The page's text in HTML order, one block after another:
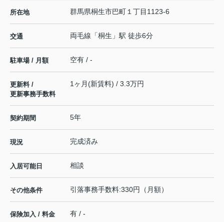
所在地 群馬県桐生市巴町 １丁目1123-6
交通 両毛線 「桐生 」駅 徒歩6分
駐車場 / 月額 空有 / -
更新料 /
更新事務手数料
1ヶ月(新賃料) / 3.3万円
契約期間 5年
現況 完成済み
入居可能日 相談
その他条件 引落事務手数料:330円（月額）
保険加入 / 料金 有 / -